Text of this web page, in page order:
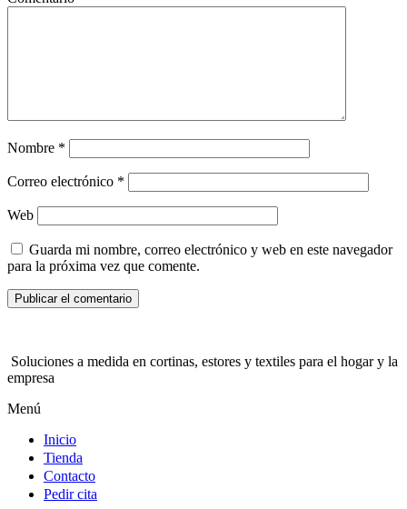
Nombre *
Correo electrónico *
Web
Guarda mi nombre, correo electrónico y web en este navegador
para la próxima vez que comente.
Soluciones a medida en cortinas, estores y textiles para el hogar y la
empresa
Menú
Inicio
Tienda
Contacto
Pedir cita